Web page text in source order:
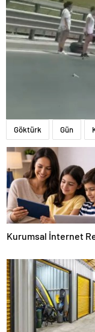
Göktürk Gün
Kurumsal İnternet